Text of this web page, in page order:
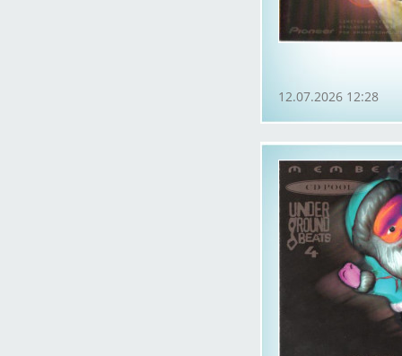
12.07.2026 12:28